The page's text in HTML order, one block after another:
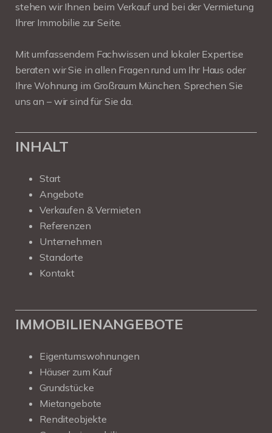
stehen wir Ihnen beim Verkauf und bei der Vermietung
Ihrer Immobilie zur Seite.
Mit umfassendem Fachwissen und lokaler Expertise
beraten wir Sie in allen Fragen rund um Ihr Haus oder
Ihre Wohnung im Großraum München. Sprechen Sie
uns an – wir sind für Sie da.
INHALT
Start
Angebote
Verkaufen & Vermieten
Referenzen
Unternehmen
Standorte
Kontakt
IMMOBILIENANGEBOTE
Eigentumswohnungen
Häuser zum Kauf
Grundstücke
Mietangebote
Renditeobjekte